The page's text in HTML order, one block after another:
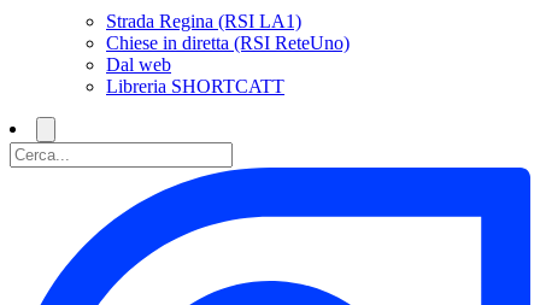
Strada Regina (RSI LA1)
Chiese in diretta (RSI ReteUno)
Dal web
Libreria SHORTCATT